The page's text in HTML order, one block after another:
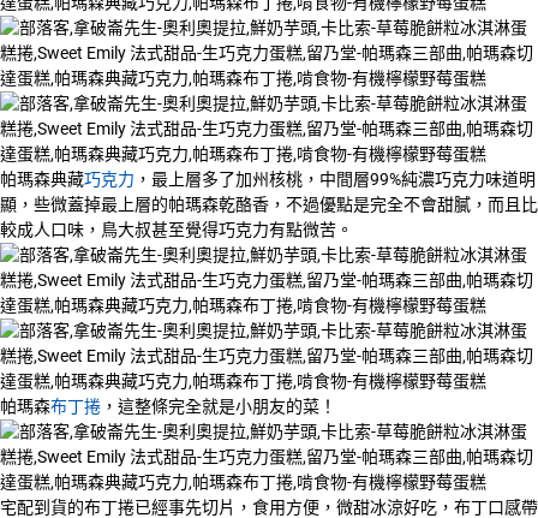
帕瑪森典藏巧克力 ，最上層多了加州核桃，中間層99%純濃巧克力味道明
顯，些微蓋掉最上層的帕瑪森乾酪香，不過優點是完全不會甜膩，而且比
較成人口味，鳥大叔甚至覺得巧克力有點微苦。
帕瑪森布丁捲 ，這整條完全就是小朋友的菜！
宅配到貨的布丁捲已經事先切片，食用方便，微甜冰涼好吃，布丁口感帶